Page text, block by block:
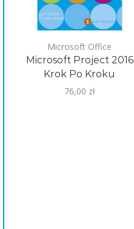
Microsoft Office
Microsoft Project 2016
Krok Po Kroku
76,00 zł